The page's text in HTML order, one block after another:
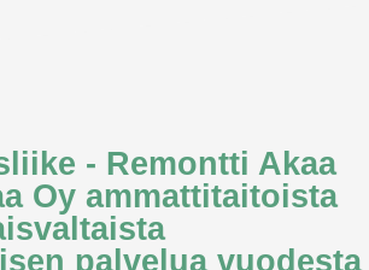
- Remontti Akaa
Oy ammattitaitoista
palvelua vuodesta